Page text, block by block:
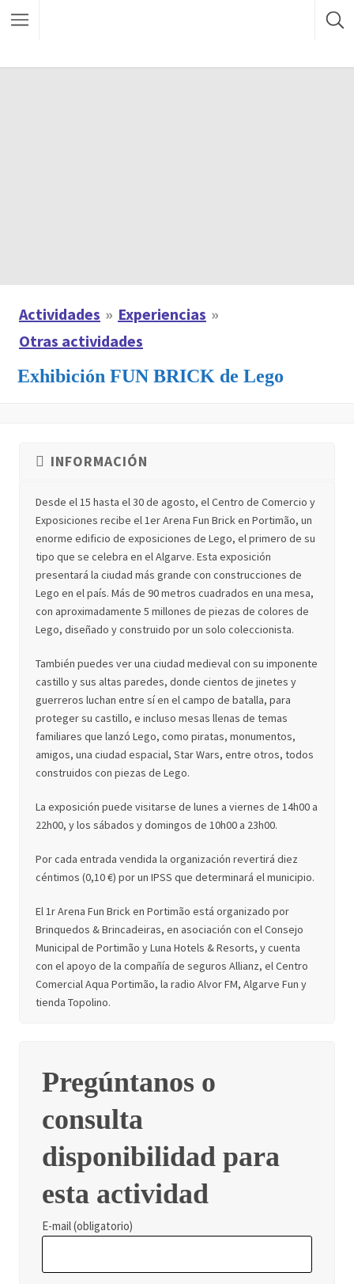
Actividades
Experiencias
Otras actividades
Exhibición FUN BRICK de Lego
INFORMACIÓN
Desde el 15 hasta el 30 de agosto, el Centro de Comercio y
Exposiciones recibe el 1er Arena Fun Brick en Portimão, un
enorme edificio de exposiciones de Lego, el primero de su
tipo que se celebra en el Algarve. Esta exposición
presentará la ciudad más grande con construcciones de
Lego en el país. Más de 90 metros cuadrados en una mesa,
con aproximadamente 5 millones de piezas de colores de
Lego, diseñado y construido por un solo coleccionista.
También puedes ver una ciudad medieval con su imponente
castillo y sus altas paredes, donde cientos de jinetes y
guerreros luchan entre sí en el campo de batalla, para
proteger su castillo, e incluso mesas llenas de temas
familiares que lanzó Lego, como piratas, monumentos,
amigos, una ciudad espacial, Star Wars, entre otros, todos
construidos con piezas de Lego.
La exposición puede visitarse de lunes a viernes de 14h00 a
22h00, y los sábados y domingos de 10h00 a 23h00.
Por cada entrada vendida la organización revertirá diez
céntimos (0,10 €) por un IPSS que determinará el municipio.
El 1r Arena Fun Brick en Portimão está organizado por
Brinquedos & Brincadeiras, en asociación con el Consejo
Municipal de Portimão y Luna Hotels & Resorts, y cuenta
con el apoyo de la compañía de seguros Allianz, el Centro
Comercial Aqua Portimão, la radio Alvor FM, Algarve Fun y
tienda Topolino.
Pregúntanos o
consulta
disponibilidad para
esta actividad
E-mail (obligatorio)